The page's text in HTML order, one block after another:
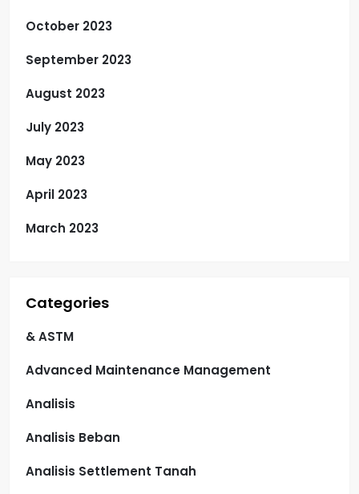
October 2023
September 2023
August 2023
July 2023
May 2023
April 2023
March 2023
Categories
& ASTM
Advanced Maintenance Management
Analisis
Analisis Beban
Analisis Settlement Tanah